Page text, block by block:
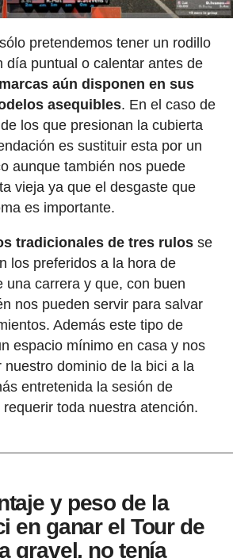
pretendemos tener un rodillo
día puntual o calentar antes de
aún disponen en sus
asequibles. En el caso de
los que presionan la cubierta
es sustituir esta por un
aunque también nos puede
vieja ya que el desgaste que
es importante.
tradicionales de tres rulosse
los preferidos a la hora de
una carrera y que, con buen
nos pueden servir para salvar
Además este tipo de
espacio mínimo en casa y nos
nuestro dominio de la bici a la
entretenida la sesión de
toda nuestra atención.
y peso de la
en ganar el Tour de
gravel, no tenía